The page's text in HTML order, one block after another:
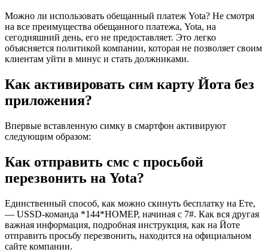
Можно ли использовать обещанный платеж Yota? Не смотря
на все преимущества обещанного платежа, Yota, на
сегодняшний день, его не предоставляет. Это легко
объясняется политикой компании, которая не позволяет своим
клиентам уйти в минус и стать должниками.
Как активировать сим карту Йота без
приложения?
Впервые вставленную симку в смартфон активируют
следующим образом:
Как отправить смс с просьбой
перезвонить на Yota?
Единственный способ, как можно скинуть бесплатку на Ете,
— USSD-команда *144*НОМЕР, начиная с 7#. Как вся другая
важная информация, подробная инструкция, как на Йоте
отправить просьбу перезвонить, находится на официальном
сайте компании.